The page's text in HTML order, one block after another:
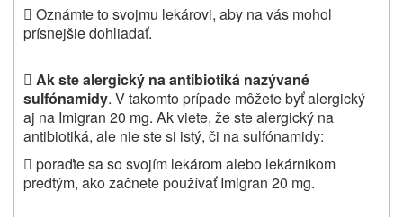
 Oznámte to svojmu lekárovi, aby na vás mohol
prísnejšie dohliadať.
 Ak ste alergický na antibiotiká nazývané
sulfónamidy. V takomto prípade môžete byť alergický
aj na Imigran 20 mg. Ak viete, že ste alergický na
antibiotiká, ale nie ste si istý, či na sulfónamidy:
 poraďte sa so svojím lekárom alebo lekárnikom
predtým, ako začnete používať Imigran 20 mg.